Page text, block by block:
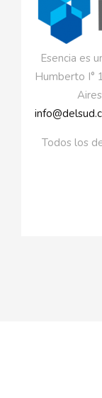
Esencia es
Humberto I°
Todos los